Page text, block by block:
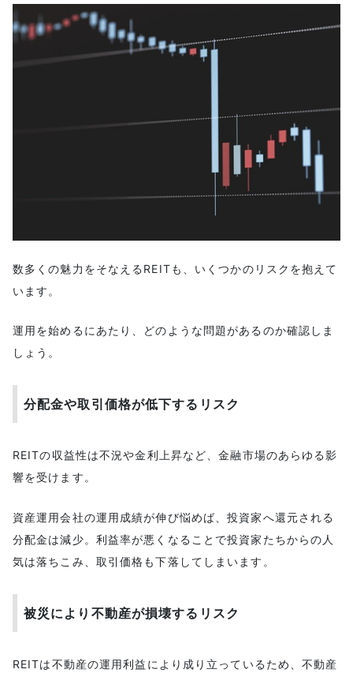
数多くの魅力をそなえるREITも、いくつかのリスクを抱えて
います。
運用を始めるにあたり、どのような問題があるのか確認しま
しょう。
分配金や取引価格が低下するリスク
REITの収益性は不況や金利上昇など、金融市場のあらゆる影
響を受けます。
資産運用会社の運用成績が伸び悩めば、投資家へ還元される
分配金は減少。利益率が悪くなることで投資家たちからの人
気は落ちこみ、取引価格も下落してしまいます。
被災により不動産が損壊するリスク
REITは不動産の運用利益により成り立っているため、不動産